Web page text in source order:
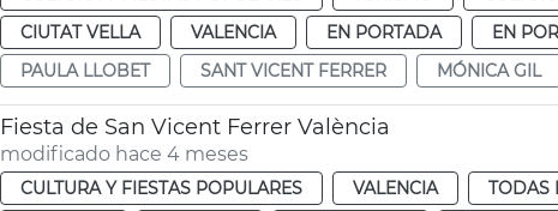
CIUTAT VELLA
VALENCIA EN PORTADA EN
PAULA LLOBET
SANT VICENT FERRER MÓNICA GIL
Fiesta de San Vicent Ferrer València
modificado hace 4 meses
CULTURA Y FIESTAS POPULARES VALENCIA TODAS